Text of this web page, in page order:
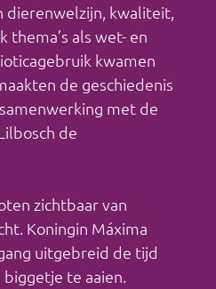
dierenwelzijn, kwaliteit,
thema’s als wet- en
kwamen
de geschiedenis
met de
de
zichtbaar van
Koningin Máxima
uitgebreid de tijd
te aaien.